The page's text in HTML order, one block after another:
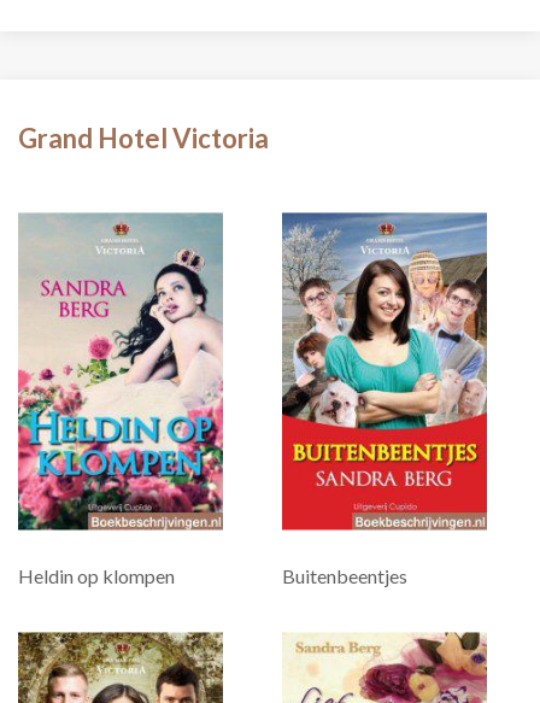
Grand Hotel Victoria
Heldin op klompen Buitenbeentjes